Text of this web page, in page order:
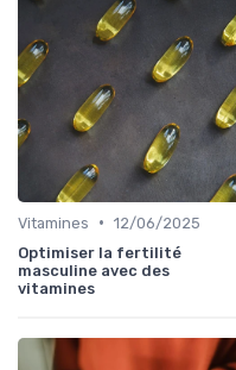
Vitamines • 12/06/2025
Optimiser la fertilité
masculine avec des
vitamines